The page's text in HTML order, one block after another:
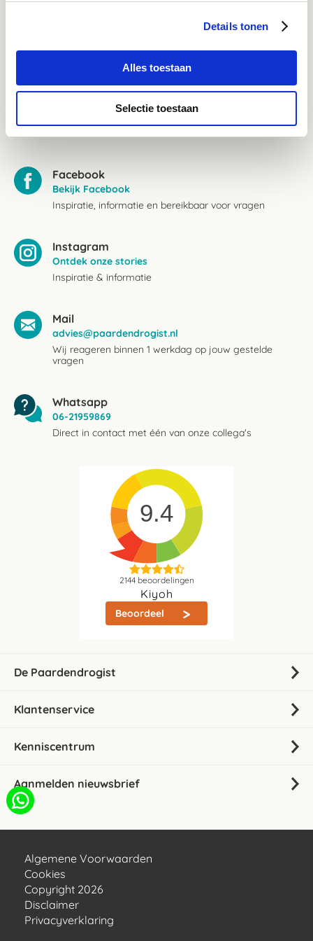
Details tonen
Alles toestaan
Selectie toestaan
Klantenservice bereikbaarheid:
Ma - Vrij 8:30 - 17:30 uur
App:06-21959869of bel:050-409 69 96onze klantenservice
Facebook
Bekijk Facebook
Inspiratie, informatie en bereikbaar voor vragen
Instagram
Ontdek onze stories
Inspiratie & informatie
Mail
advies@paardendrogist.nl
Wij reageren binnen 1 werkdag op jouw gestelde
vragen
Whatsapp
06-21959869
Direct in contact met één van onze collega's
9.4
2144beoordelingen
Kiyoh
Beoordeel
De Paardendrogist
Klantenservice
Kenniscentrum
Aanmelden nieuwsbrief
Algemene Voorwaarden
Cookies
Copyright 2026
Disclaimer
Privacyverklaring